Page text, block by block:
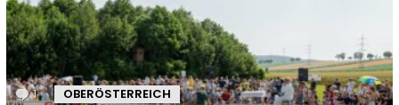
1 Kommentar
OBERÖSTERREICH